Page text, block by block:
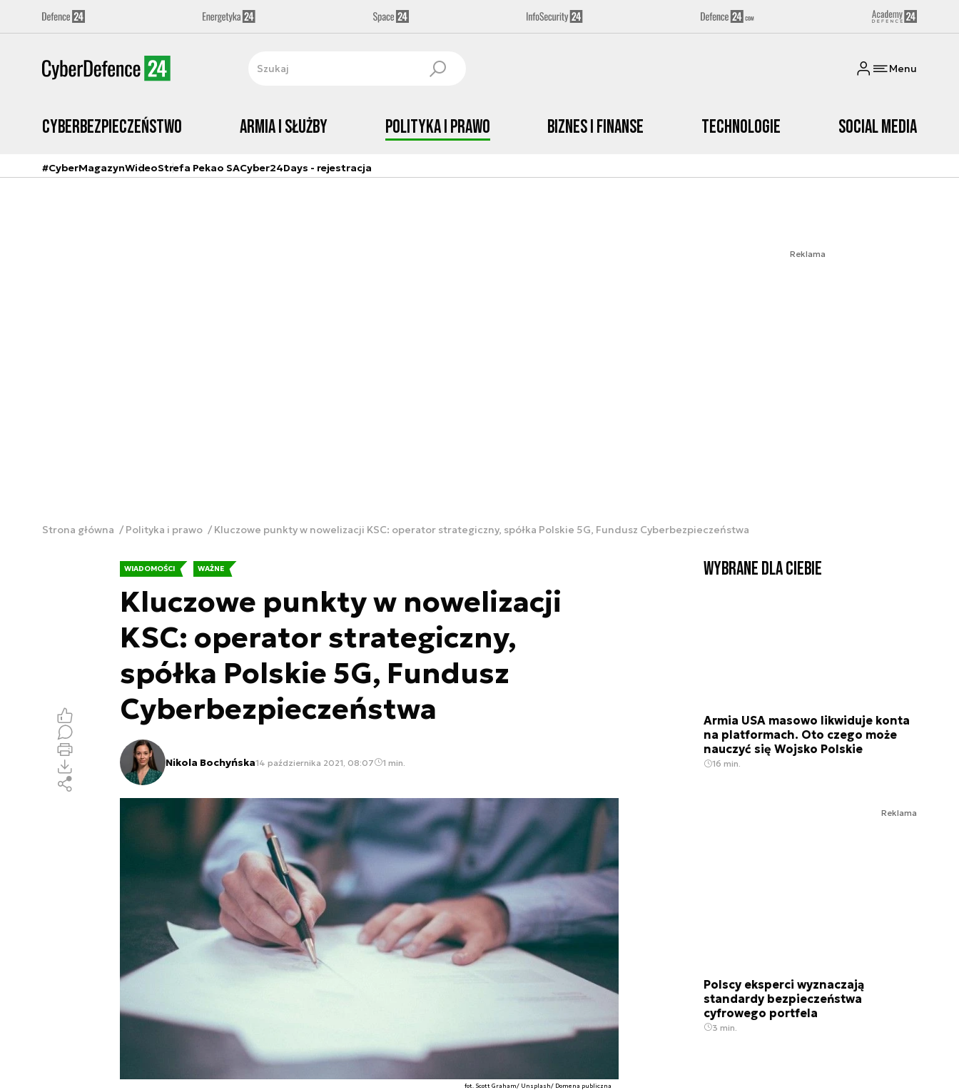
Menu
Cyberbezpieczeństwo Armia i Służby Polityka i prawo Biznes i Finanse Technologie Social media
#CyberMagazynWideoStrefa Pekao SACyber24Days - rejestracja
Reklama
Strona główna Polityka i prawo Kluczowe punkty w nowelizacji KSC: operator strategiczny, spółka Polskie 5G, Fundusz Cyberbezpieczeństwa
WIADOMOŚCI WAŻNE
Kluczowe punkty w nowelizacji
KSC: operator strategiczny,
spółka Polskie 5G, Fundusz
Cyberbezpieczeństwa
Nikola Bochyńska14 października 2021, 08:07 1 min.
fot. Scott Graham/ Unsplash/ Domena publiczna
Wybrane dla Ciebie
Armia USA masowo likwiduje konta
na platformach. Oto czego może
nauczyć się Wojsko Polskie
16 min.
Reklama
Polscy eksperci wyznaczają
standardy bezpieczeństwa
cyfrowego portfela
3 min.